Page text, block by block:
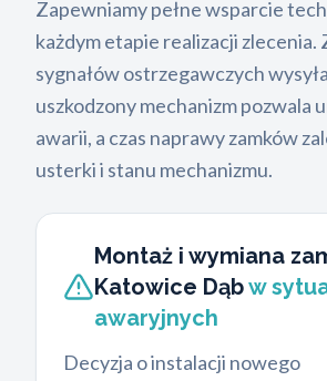
Zapewniamy pełne wsparcie
każdym etapie realizacji zlecenia.
sygnałów ostrzegawczych
uszkodzony mechanizm pozwala
awarii, a czas naprawy zamków
usterki i stanu mechanizmu.
Montaż i wymiana
Katowice Dąbw
awaryjnych
Decyzja o instalacji nowego